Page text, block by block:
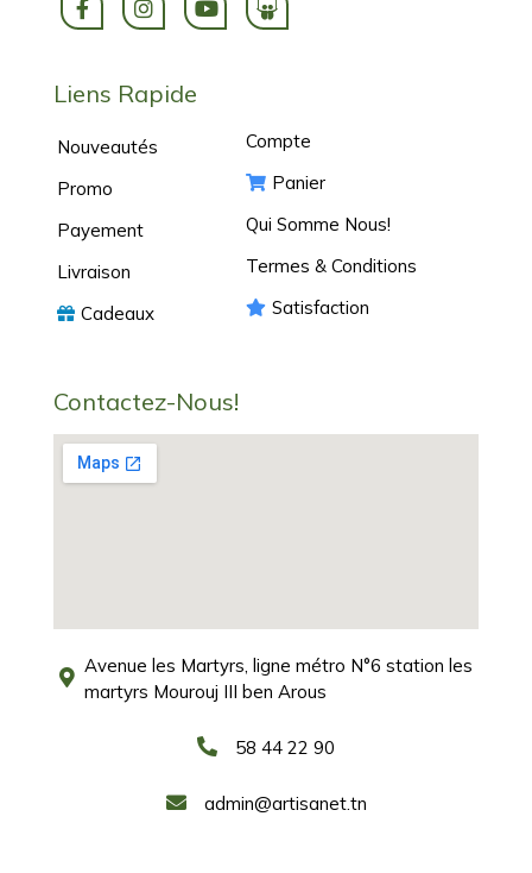
Liens Rapide
Nouveautés
Promo
Payement
Livraison
Cadeaux
Compte
Panier
Qui Somme Nous!
Termes & Conditions
Satisfaction
Contactez-Nous!
Avenue les Martyrs, ligne métro N°6 station les
martyrs Mourouj III ben Arous
58 44 22 90
admin@artisanet.tn